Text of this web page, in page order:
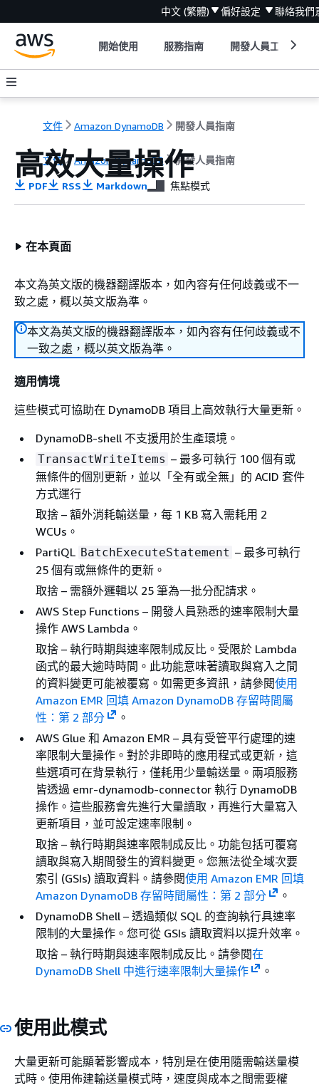
中文 (繁體) 偏好設定 聯絡我們
開始使用 服務指南 開發人員工具
文件 Amazon DynamoDB 開發人員指南
文件 Amazon DynamoDB 開發人員指南
高效大量操作
PDF RSS Markdown 焦點模式
在本頁面
本文為英文版的機器翻譯版本，如內容有任何歧義或不一
致之處，概以英文版為準。
本文為英文版的機器翻譯版本，如內容有任何歧義或不
一致之處，概以英文版為準。
適用情境
這些模式可協助在 DynamoDB 項目上高效執行大量更新。
DynamoDB-shell 不支援用於生產環境。
TransactWriteItems – 最多可執行 100 個有或
無條件的個別更新，並以「全有或全無」的 ACID 套件
方式運行
取捨 – 額外消耗輸送量，每 1 KB 寫入需耗用 2
WCUs。
PartiQL BatchExecuteStatement – 最多可執行
25 個有或無條件的更新。
取捨 – 需額外邏輯以 25 筆為一批分配請求。
AWS Step Functions – 開發人員熟悉的速率限制大量
操作 AWS Lambda。
取捨 – 執行時期與速率限制成反比。受限於 Lambda
函式的最大逾時時間。此功能意味著讀取與寫入之間
的資料變更可能被覆寫。如需更多資訊，請參閱使用
Amazon EMR 回填 Amazon DynamoDB 存留時間屬
性：第 2 部分
。
AWS Glue 和 Amazon EMR – 具有受管平行處理的速
率限制大量操作。對於非即時的應用程式或更新，這
些選項可在背景執行，僅耗用少量輸送量。兩項服務
皆透過 emr-dynamodb-connector 執行 DynamoDB
操作。這些服務會先進行大量讀取，再進行大量寫入
更新項目，並可設定速率限制。
取捨 – 執行時期與速率限制成反比。功能包括可覆寫
讀取與寫入期間發生的資料變更。您無法從全域次要
索引 (GSIs) 讀取資料。請參閱使用 Amazon EMR 回填
Amazon DynamoDB 存留時間屬性：第 2 部分
。
DynamoDB Shell – 透過類似 SQL 的查詢執行具速率
限制的大量操作。您可從 GSIs 讀取資料以提升效率。
取捨 – 執行時期與速率限制成反比。請參閱在
DynamoDB Shell 中進行速率限制大量操作
。
使用此模式
大量更新可能顯著影響成本，特別是在使用隨需輸送量模
式時。使用佈建輸送量模式時，速度與成本之間需要權